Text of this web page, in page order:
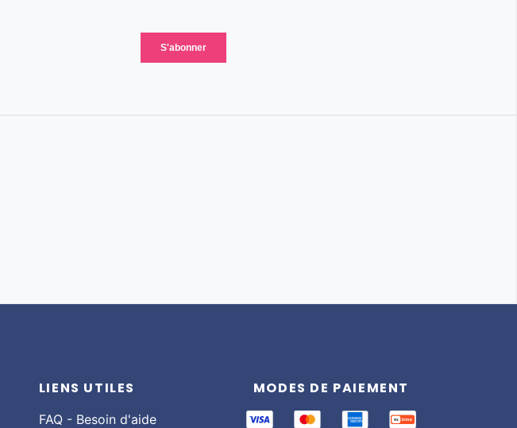
LIENS UTILES
FAQ - Besoin d'aide
MODES DE PAIEMENT
AssistantTotemia